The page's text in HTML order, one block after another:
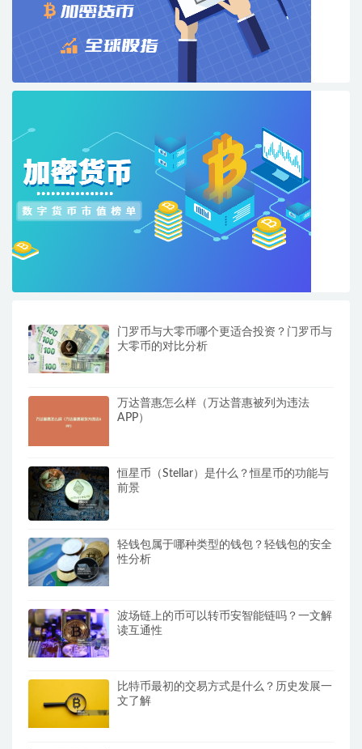
门罗币与大零币哪个更适合投资？门罗币与
大零币的对比分析
万达普惠怎么样（万达普惠被列为违法
APP）
恒星币（Stellar）是什么？恒星币的功能与
前景
轻钱包属于哪种类型的钱包？轻钱包的安全
性分析
波场链上的币可以转币安智能链吗？一文解
读互通性
比特币最初的交易方式是什么？历史发展一
文了解